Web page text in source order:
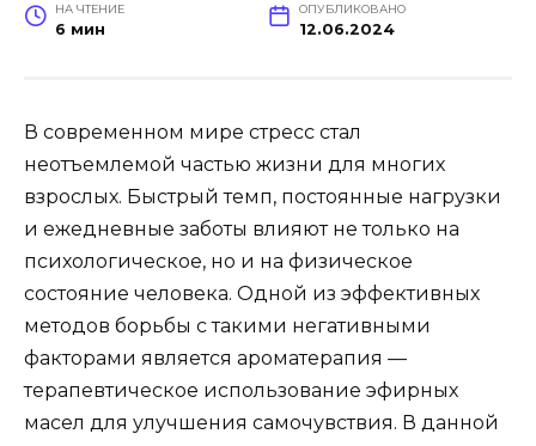
НА ЧТЕНИЕ
6 мин
ОПУБЛИКОВАНО
12.06.2024
В современном мире стресс стал
неотъемлемой частью жизни для многих
взрослых. Быстрый темп, постоянные нагрузки
и ежедневные заботы влияют не только на
психологическое, но и на физическое
состояние человека. Одной из эффективных
методов борьбы с такими негативными
факторами является ароматерапия —
терапевтическое использование эфирных
масел для улучшения самочувствия. В данной